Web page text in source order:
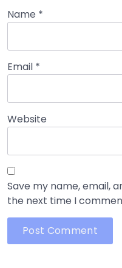
Name *
Email *
Website
Save my name, email,
the next time I